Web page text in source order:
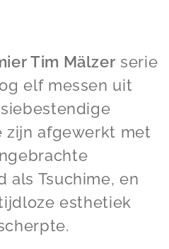
Tim Mälzer serie
elf messen uit
zijn afgewerkt met
als Tsuchime, en
esthetiek